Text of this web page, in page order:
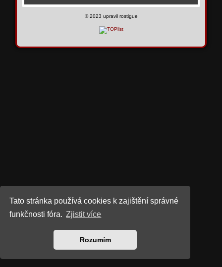
Tato stránka používá cookies k zajištění správné
funkčnosti fóra. Zjistit více
Rozumím
©2023 upravil rostigue